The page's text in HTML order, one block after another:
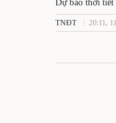
Dự báo thời
TNĐT 20:11,